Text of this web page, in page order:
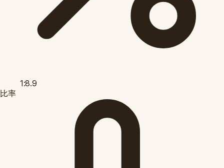
1:8.9
比率